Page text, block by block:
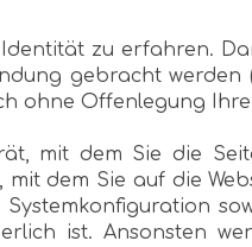
zu erfahren.
gebracht werden
ohne Offenlegung
mit dem Sie die
dem Sie auf die
ist. Ansonsten